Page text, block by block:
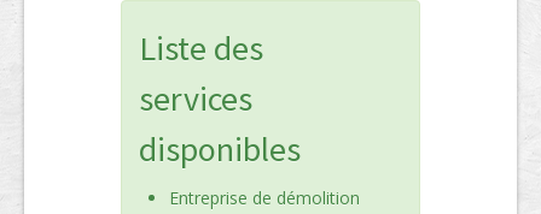
Liste des
services
disponibles
Entreprise de démolition